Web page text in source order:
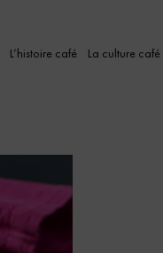
L’histoire café La culture café